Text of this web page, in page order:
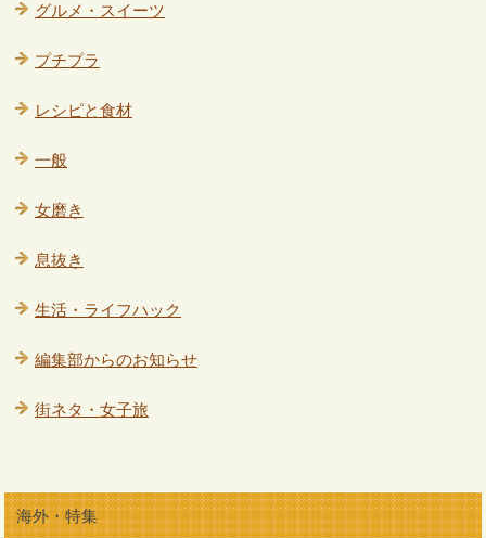
グルメ・スイーツ
プチプラ
レシピと食材
一般
女磨き
息抜き
生活・ライフハック
編集部からのお知らせ
街ネタ・女子旅
海外・特集